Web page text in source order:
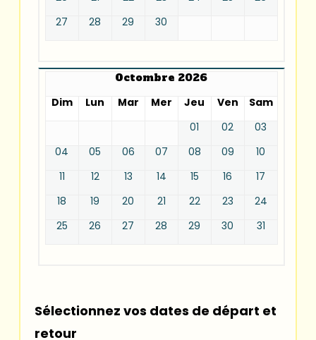
27
28 29 30
Octombre 2026
Dim
Lun Mar Mer Jeu Ven
Sam
01
02
03
04
05 06 07 08 09
10
11
12 13 14 15 16
17
18
19 20 21 22 23
24
25
26 27 28 29 30 31
Sélectionnez vos dates de départ et
retour